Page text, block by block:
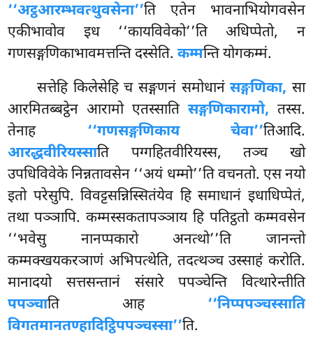
‘‘अट्ठआरम्भवत्थुवसेना’’ति एतेन भावनाभियोगवसेन
एकीभावोव इध ‘‘कायविवेको’’ति अधिप्पेतो, न
गणसङ्गणिकाभावमत्तन्ति दस्सेति.कम्मन्ति योगकम्मं.
सत्तेहि किलेसेहि च सङ्गणनं समोधानंसङ्गणिका, सा
आरमितब्बट्ठेन आरामो एतस्साति सङ्गणिकारामो, तस्स.
तेनाह ‘‘गणसङ्गणिकाय चेवा’’तिआदि.
आरद्धवीरियस्साति पग्गहितवीरियस्स, तञ्च खो
उपधिविवेके निन्नतावसेन ‘‘अयं धम्मो’’ति वचनतो. एस नयो
इतो परेसुपि. विवट्टसन्निस्सितंयेव हि समाधानं इधाधिप्पेतं,
तथा पञ्ञापि. कम्मस्सकतापञ्ञाय हि पतिट्ठतो कम्मवसेन
‘‘भवेसु नानप्पकारो अनत्थो’’ति जानन्तो
कम्मक्खयकरञाणं अभिपत्थेति, तदत्थञ्च उस्साहं करोति.
मानादयो सत्तसन्तानं संसारे पपञ्चेन्ति वित्थारेन्तीति
पपञ्चाति आह ‘‘निप्पपञ्चस्साति
विगतमानतण्हादिट्ठिपपञ्चस्सा’’ति.